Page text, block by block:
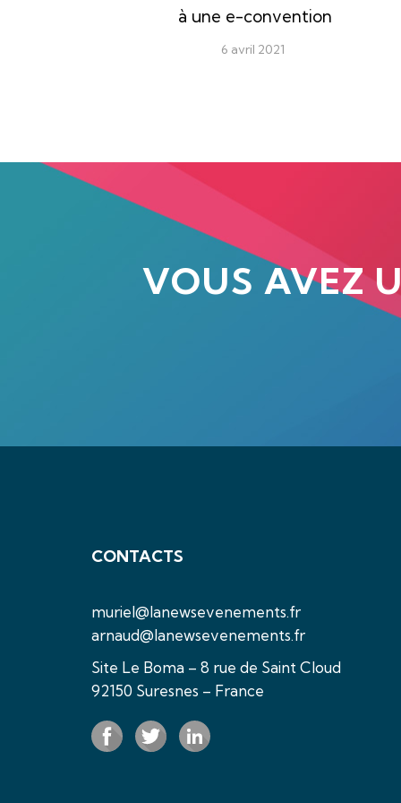
à une e-convention
6 avril 2021
VOUS AVEZ
CONTACTS
muriel@lanewsevenements.fr
arnaud@lanewsevenements.fr
Site Le Boma – 8 rue de Saint Cloud
92150 Suresnes – France